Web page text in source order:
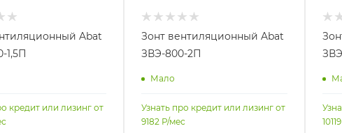
Abat
1,5П
кредит или лизинг от
Зонт вентиляционный Abat
ЗВЭ-800-2П
Мало
Узнать про кредит или лизинг от
9182 Р/мес
10119